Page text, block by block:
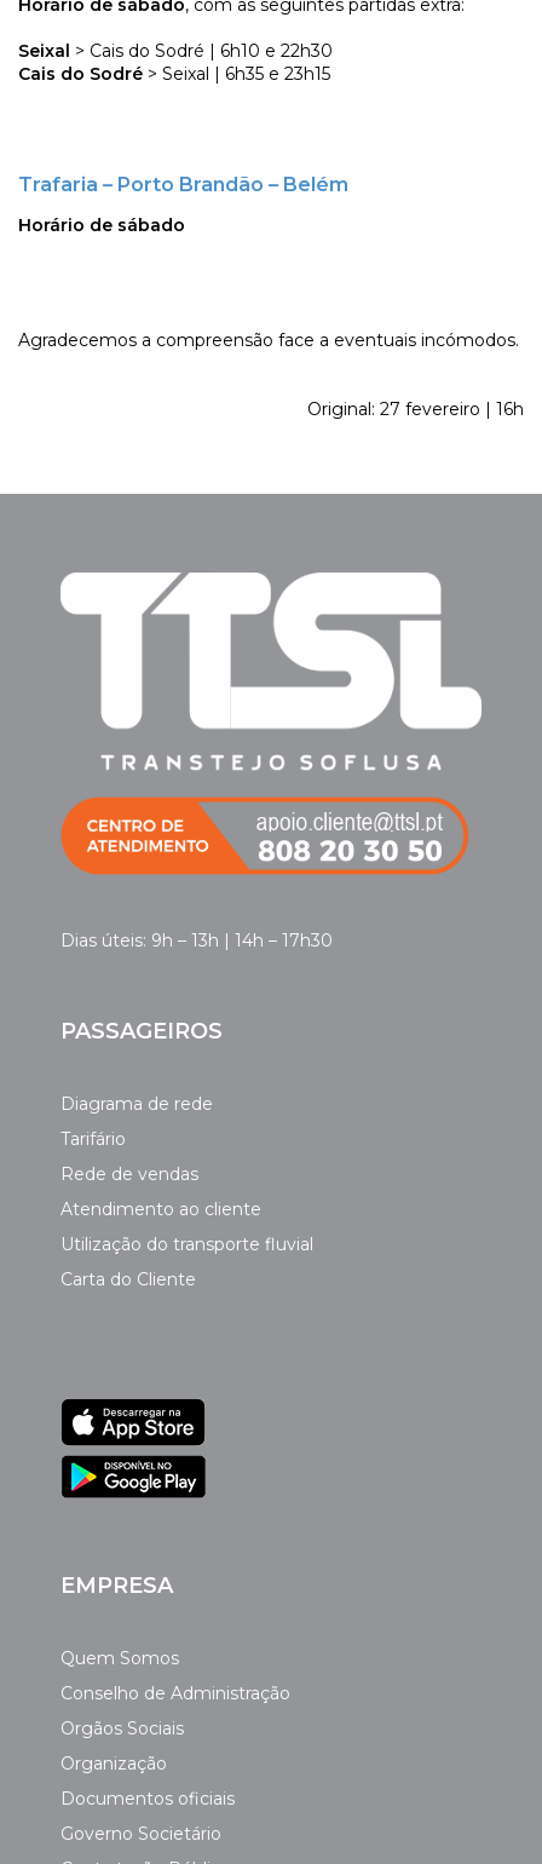
Horário de sábado, com as seguintes partidas extra:
Seixal > Cais do Sodré | 6h10 e 22h30
Cais do Sodré > Seixal | 6h35 e 23h15
Trafaria – Porto Brandão – Belém
Horário de sábado
Agradecemos a compreensão face a eventuais incómodos.
Original: 27 fevereiro | 16h
Dias úteis: 9h – 13h | 14h – 17h30
PASSAGEIROS
Diagrama de rede
Tarifário
Rede de vendas
Atendimento ao cliente
Utilização do transporte fluvial
Carta do Cliente
EMPRESA
Quem Somos
Conselho de Administração
Orgãos Sociais
Organização
Documentos oficiais
Governo Societário